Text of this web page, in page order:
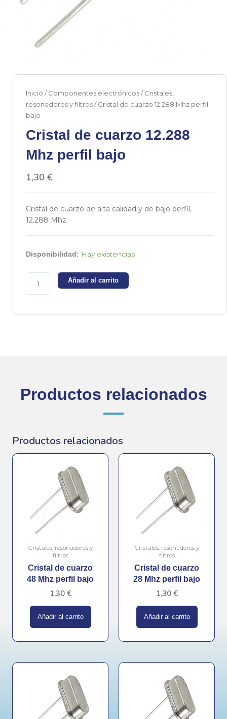
Inicio /Componentes electrónicos/Cristales,
resonadores y filtros/ Cristal de cuarzo 12.288 Mhz perfil
bajo
Cristal de cuarzo 12.288
Mhz perfil bajo
1,30 €
Cristal de cuarzo de alta calidad y de bajo perfil,
12.288 Mhz.
Disponibilidad: Hay existencias
Cristal
cuarzo
12.288
Mhz
Añadir al carrito
Productos relacionados
Productos relacionados
Cristales, resonadores y
filtros
Cristal de cuarzo
48 Mhz perfil bajo
1,30 €
Añadir al carrito
Cristales, resonadores y
filtros
Cristal de cuarzo
28 Mhz perfil bajo
1,30 €
Añadir al carrito